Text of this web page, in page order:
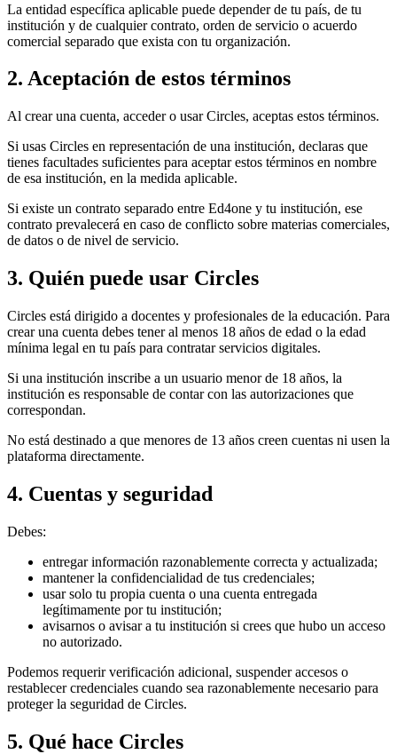
La entidad específica aplicable puede depender de tu país, de tu
institución y de cualquier contrato, orden de servicio o acuerdo
comercial separado que exista con tu organización.
2. Aceptación de estos términos
Al crear una cuenta, acceder o usar Circles, aceptas estos términos.
Si usas Circles en representación de una institución, declaras que
tienes facultades suficientes para aceptar estos términos en nombre
de esa institución, en la medida aplicable.
Si existe un contrato separado entre Ed4one y tu institución, ese
contrato prevalecerá en caso de conflicto sobre materias comerciales,
de datos o de nivel de servicio.
3. Quién puede usar Circles
Circles está dirigido a docentes y profesionales de la educación. Para
crear una cuenta debes tener al menos 18 años de edad o la edad
mínima legal en tu país para contratar servicios digitales.
Si una institución inscribe a un usuario menor de 18 años, la
institución es responsable de contar con las autorizaciones que
correspondan.
No está destinado a que menores de 13 años creen cuentas ni usen la
plataforma directamente.
4. Cuentas y seguridad
Debes:
entregar información razonablemente correcta y actualizada;
mantener la confidencialidad de tus credenciales;
usar solo tu propia cuenta o una cuenta entregada
legítimamente por tu institución;
avisarnos o avisar a tu institución si crees que hubo un acceso
no autorizado.
Podemos requerir verificación adicional, suspender accesos o
restablecer credenciales cuando sea razonablemente necesario para
proteger la seguridad de Circles.
5. Qué hace Circles